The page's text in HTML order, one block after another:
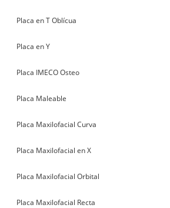
Placa en T Oblícua
Placa en Y
Placa IMECO Osteo
Placa Maleable
Placa Maxilofacial Curva
Placa Maxilofacial en X
Placa Maxilofacial Orbital
Placa Maxilofacial Recta